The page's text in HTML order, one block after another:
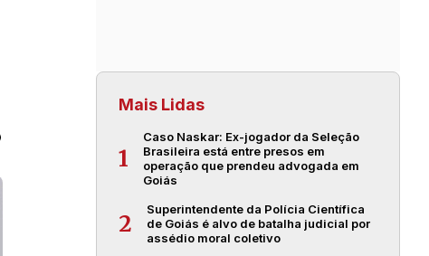
Mais Lidas
1
Caso Naskar: Ex-jogador da Seleção
Brasileira está entre presos em
operação que prendeu advogada em
Goiás
2
Superintendente da Polícia Científica
de Goiás é alvo de batalha judicial por
assédio moral coletivo